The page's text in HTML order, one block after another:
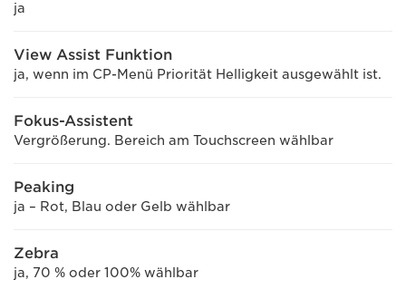
ja
View Assist Funktion
ja, wenn im CP-Menü Priorität Helligkeit ausgewählt ist.
Fokus-Assistent
Vergrößerung. Bereich am Touchscreen wählbar
Peaking
ja – Rot, Blau oder Gelb wählbar
Zebra
ja, 70 % oder 100% wählbar